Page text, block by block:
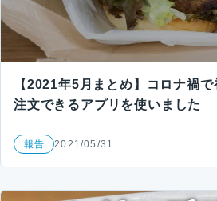
【2021年5月まとめ】コロナ禍
注文できるアプリを使いました
報告 2021/05/31